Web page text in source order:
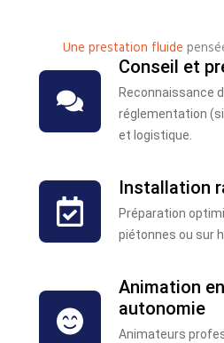
Une prestation fluide
Conseil et
Reconnaissance
réglementation
et logistique.
Installation
Préparation
piétonnes ou sur
Animation
autonomie
Animateurs